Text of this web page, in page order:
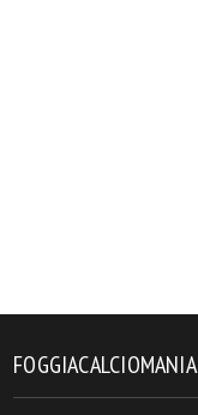
FOGGIACALCIOMANIA